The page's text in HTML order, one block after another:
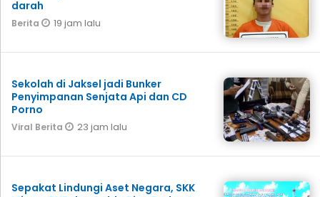
darah
Berita 19 jam lalu
Sekolah di Jaksel jadi Bunker
Penyimpanan Senjata Api dan CD
Porno
Viral Berita 23 jam lalu
Sepakat Lindungi Aset Negara, SKK